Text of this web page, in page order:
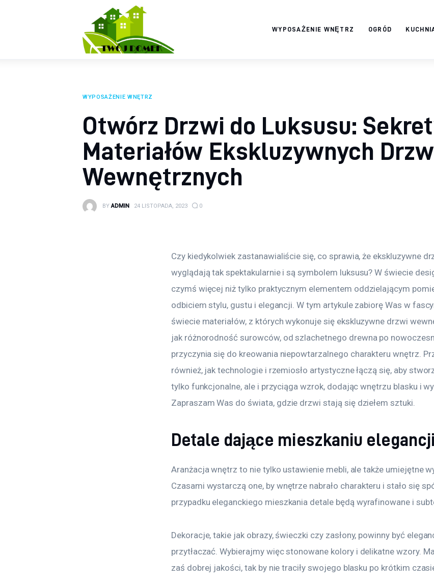
WYPOSAŻENIE WNĘTRZ OGRÓD
WYPOSAŻENIE WNĘTRZ
Otwórz Drzwi do Luksusu:
Materiałów Ekskluzywnych
Wewnętrznych
BY ADMIN 24 LISTOPADA, 2023 0
Czy kiedykolwiek zastanawialiście się, co sprawia, że ekskluzywne
wyglądają tak spektakularnie i są symbolem luksusu? W świecie
czymś więcej niż tylko praktycznym elementem oddzielającym
odbiciem stylu, gustu i elegancji. W tym artykule zabiorę Was w
świecie materiałów, z których wykonuje się ekskluzywne drzwi
jak różnorodność surowców, od szlachetnego drewna po
przyczynia się do kreowania niepowtarzalnego charakteru wnętrz.
również, jak technologie i rzemiosło artystyczne łączą się, aby
tylko funkcjonalne, ale i przyciąga wzrok, dodając wnętrzu blasku i
Zapraszam Was do świata, gdzie drzwi stają się dziełem sztuki.
Detale dające mieszkaniu elegancji
Aranżacja wnętrz to nie tylko ustawienie mebli, ale także umiejętne
Czasami wystarczą one, by wnętrze nabrało charakteru i stało się
przypadku eleganckiego mieszkania detale będą wyrafinowane i
Dekoracje, takie jak obrazy, świeczki czy zasłony, powinny być
przytłaczać. Wybierajmy więc stonowane kolory i delikatne wzory.
zaś dobrej jakości, tak by nie traciły swojego blasku po krótkim